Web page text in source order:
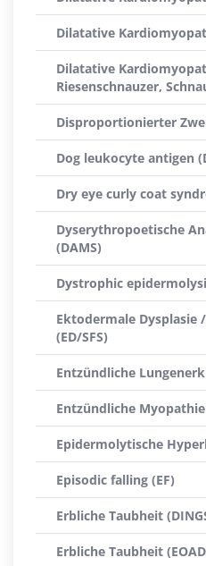
Dilatative
Dilatative
Riesenschnauzer,
Disproportionierter
Dog leukocyte antigen
Dry eye curly coat
Dyserythropoetische
(DAMS)
Dystrophic
Ektodermale
(ED/SFS)
Entzündliche
Entzündliche
Epidermolytische
Episodic falling (EF)
Erbliche Taubheit
Erbliche Taubheit